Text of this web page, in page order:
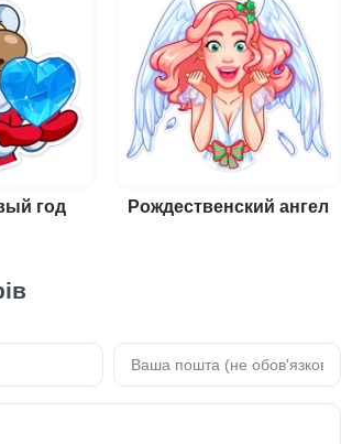
год Рождественский ангел